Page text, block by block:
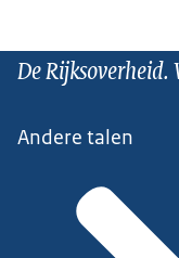
De Rijksoverheid.
Andere talen